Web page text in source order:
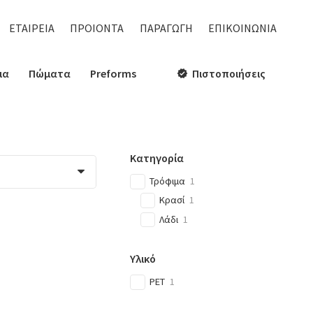
ΕΤΑΙΡΕΙΑ ΠΡΟΙΟΝΤΑ ΠΑΡΑΓΩΓΗ ΕΠΙΚΟΙΝΩΝΙΑ
Πώματα Preforms verified Πιστοποιήσεις
Κατηγορία
Τρόφιμα 1
Κρασί 1
Λάδι 1
Υλικό
PET 1